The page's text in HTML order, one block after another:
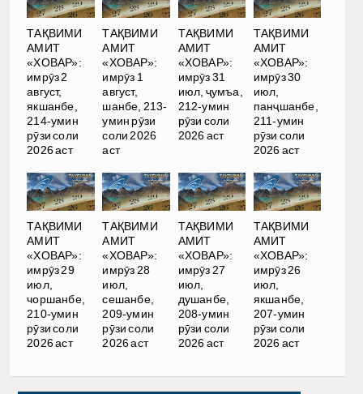
ТАҚВИМИ
АМИТ
«ХОВАР»:
имрӯз 2
август,
якшанбе,
214-умин
рӯзи соли
2026 аст
ТАҚВИМИ
АМИТ
«ХОВАР»:
имрӯз 1
август,
шанбе, 213-
умин рӯзи
соли 2026
аст
ТАҚВИМИ
АМИТ
«ХОВАР»:
имрӯз 31
июл, ҷумъа,
212-умин
рӯзи соли
2026 аст
ТАҚВИМИ
АМИТ
«ХОВАР»:
имрӯз 30
июл,
панҷшанбе,
211-умин
рӯзи соли
2026 аст
ТАҚВИМИ
АМИТ
«ХОВАР»:
имрӯз 29
июл,
чоршанбе,
210-умин
рӯзи соли
2026 аст
ТАҚВИМИ
АМИТ
«ХОВАР»:
имрӯз 28
июл,
сешанбе,
209-умин
рӯзи соли
2026 аст
ТАҚВИМИ
АМИТ
«ХОВАР»:
имрӯз 27
июл,
душанбе,
208-умин
рӯзи соли
2026 аст
ТАҚВИМИ
АМИТ
«ХОВАР»:
имрӯз 26
июл,
якшанбе,
207-умин
рӯзи соли
2026 аст